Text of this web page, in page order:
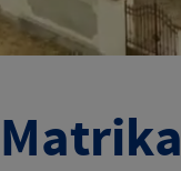
Matrika